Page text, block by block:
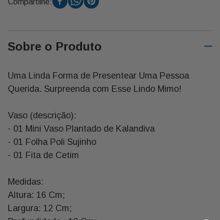
Disponíveis para a Região Escolhida.
Compartilhe:
Sobre o Produto
Uma Linda Forma de Presentear Uma Pessoa
Querida. Surpreenda com Esse Lindo Mimo!
Vaso (descrição):
- 01 Mini Vaso Plantado de Kalandiva
- 01 Folha Poli Sujinho
- 01 Fita de Cetim
Medidas:
Altura: 16 Cm;
Largura: 12 Cm;